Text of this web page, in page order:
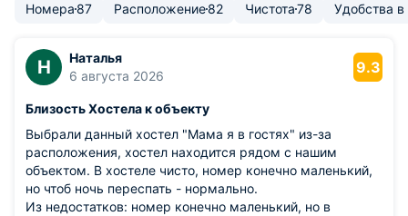
Номера 87 Расположение82 Чистота78 Удобства
Н
Наталья
6 августа 2026
9.3
Близость Хостела к объекту
Выбрали данный хостел "Мама я в гостях" из-за
расположения, хостел находится рядом с нашим
объектом. В хостеле чисто, номер конечно маленький,
но чтоб ночь переспать - нормально.
Из недостатков: номер конечно маленький, но в